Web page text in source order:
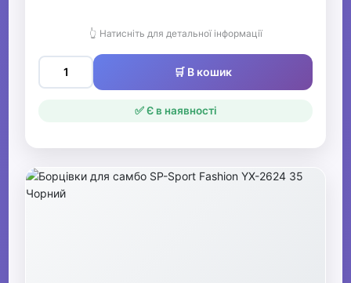
👆 Натисніть для детальної інформації
🛒 В кошик
✅ Є в наявності